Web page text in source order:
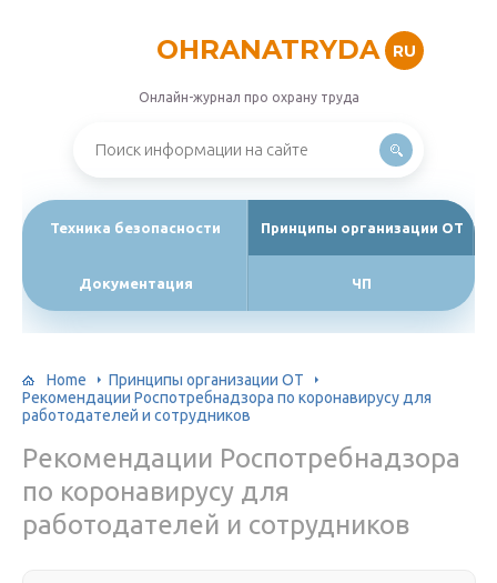
OHRANATRYDA RU
Онлайн-журнал про охрану труда
Техника безопасности Принципы организации ОТ
Документация ЧП
Home
Принципы организации ОТ
Рекомендации Роспотребнадзора по коронавирусу для
работодателей и сотрудников
Рекомендации Роспотребнадзора
по коронавирусу для
работодателей и сотрудников